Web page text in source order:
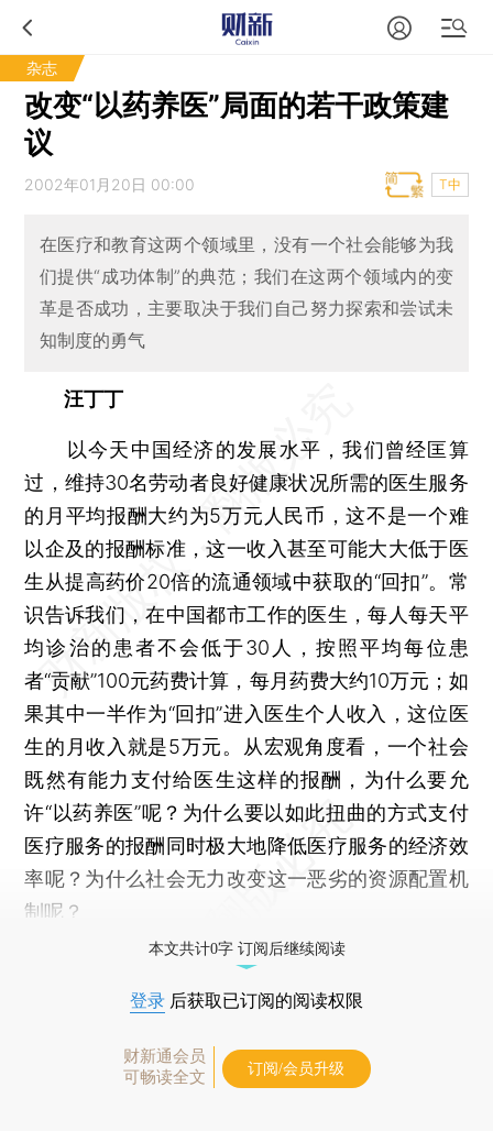
杂志
改变“以药养医”局面的若干政策建
议
2002年01月20日 00:00 T中
在医疗和教育这两个领域里，没有一个社会能够为我
们提供“成功体制”的典范；我们在这两个领域内的变
革是否成功，主要取决于我们自己努力探索和尝试未
知制度的勇气
汪丁丁
以今天中国经济的发展水平，我们曾经匡算
过，维持30名劳动者良好健康状况所需的医生服务
的月平均报酬大约为5万元人民币，这不是一个难
以企及的报酬标准，这一收入甚至可能大大低于医
生从提高药价20倍的流通领域中获取的“回扣”。常
识告诉我们，在中国都市工作的医生，每人每天平
均诊治的患者不会低于30人，按照平均每位患
者“贡献”100元药费计算，每月药费大约10万元；如
果其中一半作为“回扣”进入医生个人收入，这位医
生的月收入就是5万元。从宏观角度看，一个社会
既然有能力支付给医生这样的报酬，为什么要允
许“以药养医”呢？为什么要以如此扭曲的方式支付
医疗服务的报酬同时极大地降低医疗服务的经济效
率呢？为什么社会无力改变这一恶劣的资源配置机
制呢？
本文共计0字 订阅后继续阅读
登录 后获取已订阅的阅读权限
财新通会员
可畅读全文
订阅/会员升级